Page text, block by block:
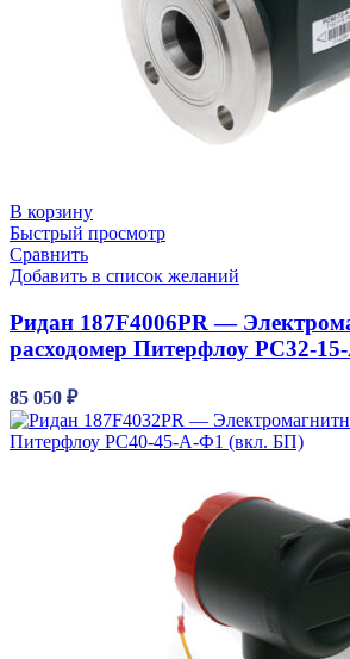
В корзину
Быстрый просмотр
Сравнить
Добавить в список желаний
Ридан 187F4006PR —
расходомер Питерфлоу РС32-
85 050 ₽